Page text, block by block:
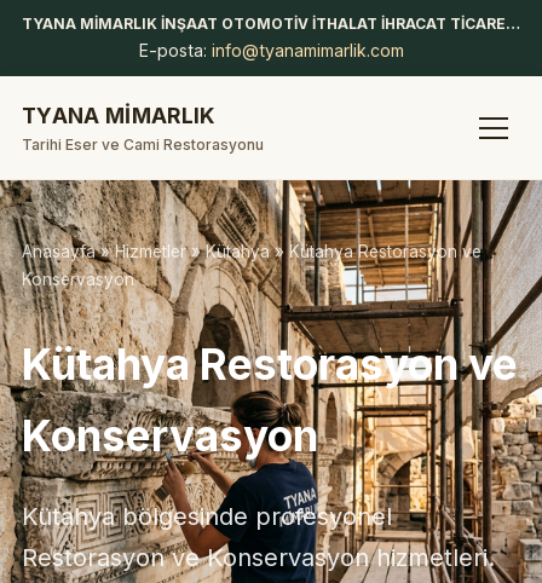
TYANA MİMARLIK İNŞAAT OTOMOTİV İTHALAT İHRACAT TİCARET LİMİTED ŞİRKETİ
E-posta: info@tyanamimarlik.com
TYANA MİMARLIK
Tarihi Eser ve Cami Restorasyonu
Anasayfa»Hizmetler»Kütahya» Kütahya Restorasyon ve
Konservasyon
Kütahya Restorasyon ve
Konservasyon
Kütahya bölgesinde profesyonel
Restorasyon ve Konservasyon hizmetleri.